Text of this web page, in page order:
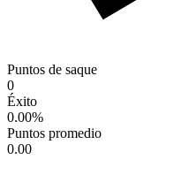
Puntos de saque
0
Éxito
0.00%
Puntos promedio
0.00